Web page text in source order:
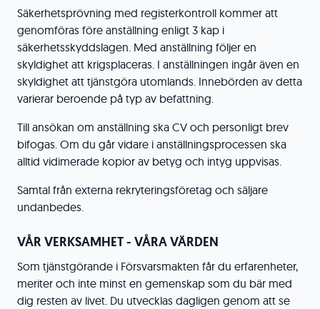
Säkerhetsprövning med registerkontroll kommer att
genomföras före anställning enligt 3 kap i
säkerhetsskyddslagen. Med anställning följer en
skyldighet att krigsplaceras. I anställningen ingår även en
skyldighet att tjänstgöra utomlands. Innebörden av detta
varierar beroende på typ av befattning.
Till ansökan om anställning ska CV och personligt brev
bifogas. Om du går vidare i anställningsprocessen ska
alltid vidimerade kopior av betyg och intyg uppvisas.
Samtal från externa rekryteringsföretag och säljare
undanbedes.
VÅR VERKSAMHET - VÅRA VÄRDEN
Som tjänstgörande i Försvarsmakten får du erfarenheter,
meriter och inte minst en gemenskap som du bär med
dig resten av livet. Du utvecklas dagligen genom att se